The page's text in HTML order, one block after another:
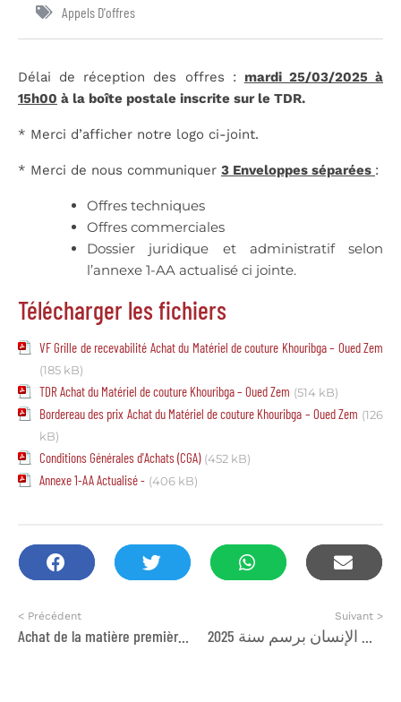
Appels D'offres
Délai de réception des offres : mardi 25/03/2025 à
15h00 à la boîte postale inscrite sur le TDR.
* Merci d’afficher notre logo ci-joint.
* Merci de nous communiquer 3 Enveloppes séparées :
Offres techniques
Offres commerciales
Dossier juridique et administratif selon
l’annexe 1-AA actualisé ci jointe.
Télécharger les fichiers
VF Grille de recevabilité Achat du Matériel de couture Khouribga – Oued Zem
(185 kB)
TDR Achat du Matériel de couture Khouribga – Oued Zem (514 kB)
Bordereau des prix Achat du Matériel de couture Khouribga – Oued Zem (126
kB)
Conditions Générales d'Achats (CGA) (452 kB)
Annexe 1-AA Actualisé - (406 kB)
< Précédent
Achat de la matière première et accessoires de couture du programme NASSIJ 2
Suivant >